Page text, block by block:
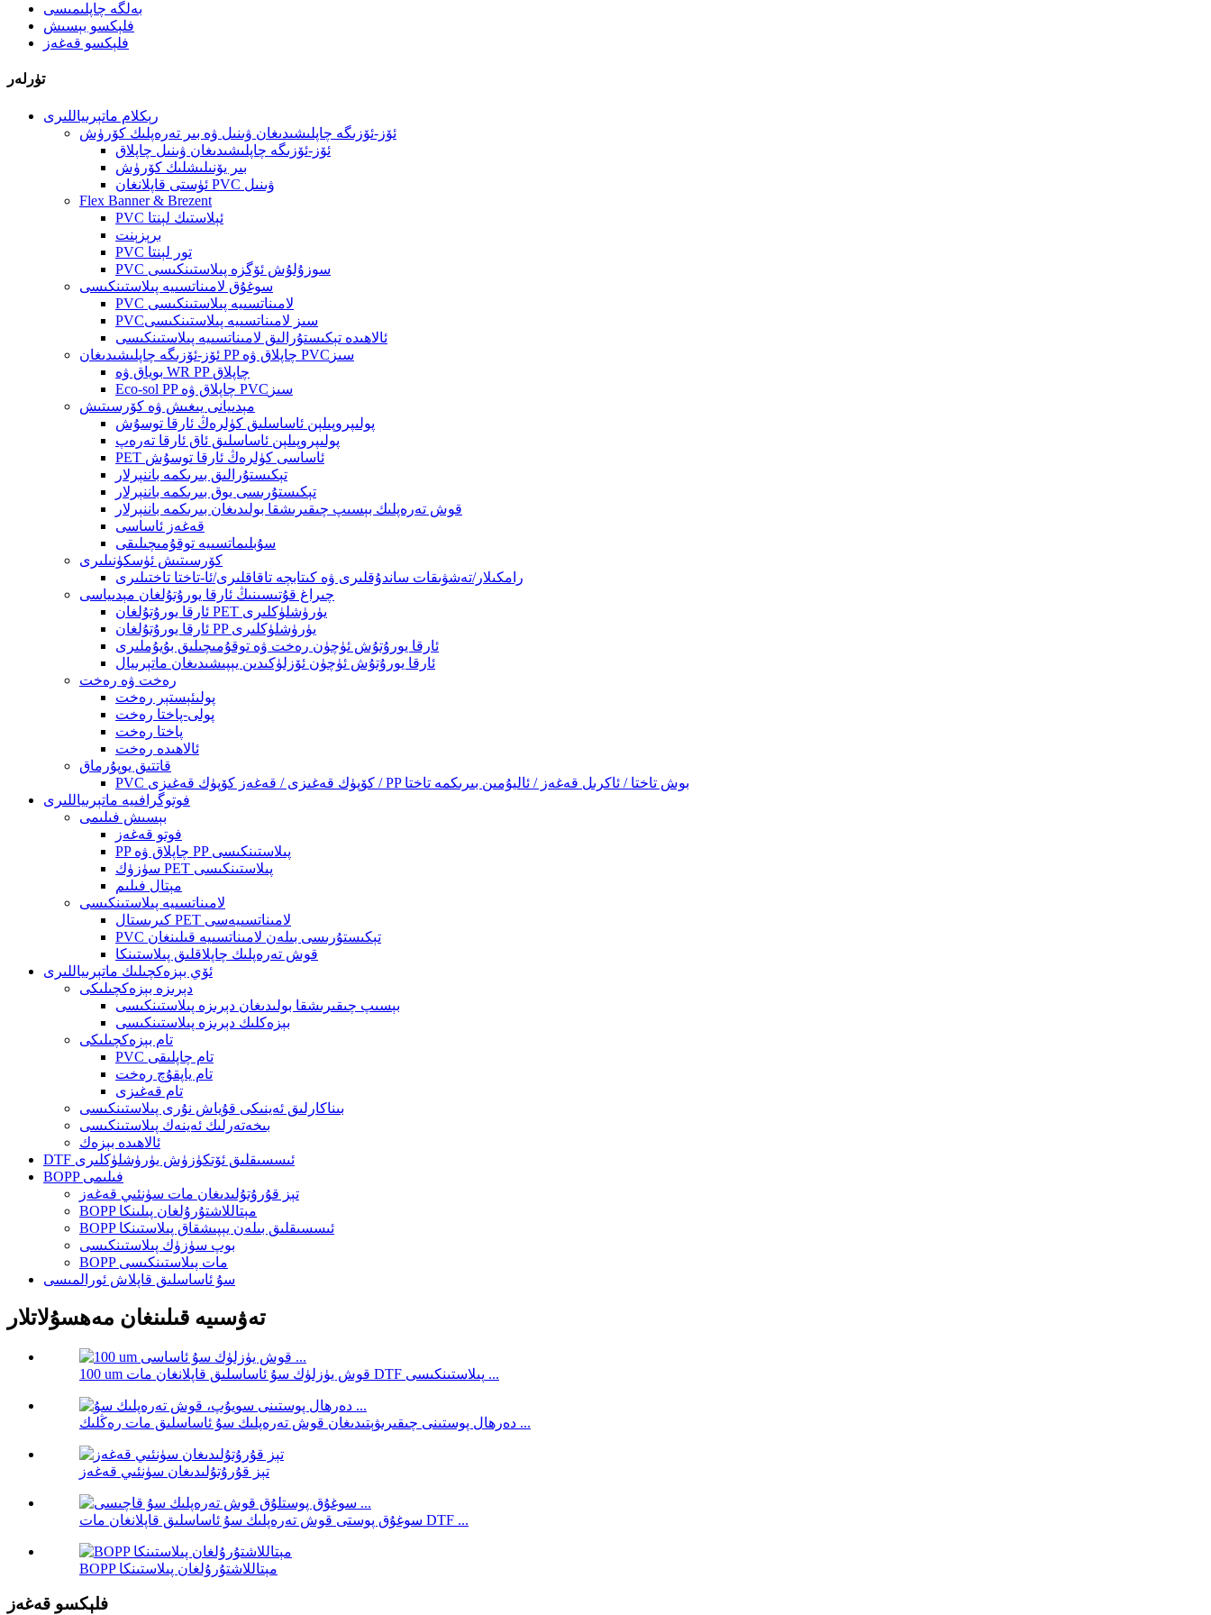
بەلگە چاپلىمىسى
فلېكسو بېسىش
فلېكسو قەغەز
تۈرلەر
رېكلام ماتېرىياللىرى
ئۆز-ئۆزىگە چاپلىشىدىغان ۋىنىل ۋە بىر تەرەپلىك كۆرۈش
ئۆز-ئۆزىگە چاپلىشىدىغان ۋىنىل چاپلاق
بىر يۆنىلىشلىك كۆرۈش
ئۈستى قاپلانغان PVC ۋىنىل
Flex Banner & Brezent
PVC ئېلاستىك لېنتا
برېزېنت
PVC تور لېنتا
PVC سوزۇلۇش ئۆگزە پىلاستىنكىسى
سوغۇق لامىناتسىيە پىلاستىنكىسى
PVC لامىناتسىيە پىلاستىنكىسى
PVCسىز لامىناتسىيە پىلاستىنكىسى
ئالاھىدە تېكىستۇرالىق لامىناتسىيە پىلاستىنكىسى
ئۆز-ئۆزىگە چاپلىشىدىغان PP چاپلاق ۋە PVCسىز
بوياق ۋە WR PP چاپلاق
Eco-sol PP چاپلاق ۋە PVCسىز
مېدىيانى يىغىش ۋە كۆرسىتىش
پولىپروپىلېن ئاساسلىق كۈلرەڭ ئارقا توسۇش
پولىپروپىلېن ئاساسلىق ئاق ئارقا تەرەپ
PET ئاساسى كۈلرەڭ ئارقا توسۇش
تېكىستۇرالىق بىرىكمە باننېرلار
تېكىستۇرىسى يوق بىرىكمە باننېرلار
قوش تەرەپلىك بېسىپ چىقىرىشقا بولىدىغان بىرىكمە باننېرلار
قەغەز ئاساسى
سۇبلىماتسىيە توقۇمىچىلىقى
كۆرسىتىش ئۈسكۈنىلىرى
رامكىلار/تەشۋىقات ساندۇقلىرى ۋە كىتابچە تاقاقلىرى/ئا-تاختا تاختىلىرى
چىراغ قۇتىسىنىڭ ئارقا يورۇتۇلغان مېدىياسى
ئارقا يورۇتۇلغان PET يۈرۈشلۈكلىرى
ئارقا يورۇتۇلغان PP يۈرۈشلۈكلىرى
ئارقا يورۇتۇش ئۈچۈن رەخت ۋە توقۇمىچىلىق بۇيۇملىرى
ئارقا يورۇتۇش ئۈچۈن ئۆزلۈكىدىن يېپىشىدىغان ماتېرىيال
رەخت ۋە رەخت
پولىئېستېر رەخت
پولى-پاختا رەخت
پاختا رەخت
ئالاھىدە رەخت
قاتتىق يوپۇرماق
PVC كۆپۈك قەغىزى / قەغەز كۆپۈك قەغىزى / PP بوش تاختا / ئاكرىل قەغەز / ئاليۇمىن بىرىكمە تاختا
فوتوگرافىيە ماتېرىياللىرى
بېسىش فىلىمى
فوتو قەغەز
PP چاپلاق ۋە PP پىلاستىنكىسى
سۈزۈك PET پىلاستىنكىسى
مېتال فىلىم
لامىناتسىيە پىلاستىنكىسى
كىرىستال PET لامىناتسىيەسى
PVC تېكىستۇرىسى بىلەن لامىناتسىيە قىلىنغان
قوش تەرەپلىك چاپلاقلىق پىلاستىنكا
ئۆي بېزەكچىلىك ماتېرىياللىرى
دېرىزە بېزەكچىلىكى
بېسىپ چىقىرىشقا بولىدىغان دېرىزە پىلاستىنكىسى
بېزەكلىك دېرىزە پىلاستىنكىسى
تام بېزەكچىلىكى
PVC تام چاپلىقى
تام ياپقۇچ رەخت
تام قەغىزى
بىناكارلىق ئەينىكى قۇياش نۇرى پىلاستىنكىسى
بىخەتەرلىك ئەينەك پىلاستىنكىسى
ئالاھىدە بېزەك
DTF ئىسسىقلىق ئۆتكۈزۈش يۈرۈشلۈكلىرى
BOPP فىلىمى
تېز قۇرۇتۇلىدىغان مات سۈنئىي قەغەز
BOPP مېتاللاشتۇرۇلغان پىلىنكا
BOPP ئىسسىقلىق بىلەن يېپىشقاق پىلاستىنكا
بوپ سۈزۈك پىلاستىنكىسى
BOPP مات پىلاستىنكىسى
سۇ ئاساسلىق قاپلاش ئورالمىسى
تەۋسىيە قىلىنغان مەھسۇلاتلار
100 um قوش يۈزلۈك سۇ ئاساسلىق قاپلانغان مات DTF پىلاستىنكىسى ...
دەرھال پوستىنى چىقىرىۋېتىدىغان قوش تەرەپلىك سۇ ئاساسلىق مات رەڭلىك ...
تېز قۇرۇتۇلىدىغان سۈنئىي قەغەز
سوغۇق پوستى قوش تەرەپلىك سۇ ئاساسلىق قاپلانغان مات DTF ...
BOPP مېتاللاشتۇرۇلغان پىلاستىنكا
فلېكسو قەغەز